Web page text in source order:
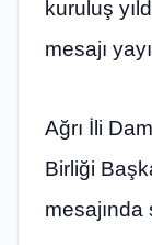
kuruluş
mesajı
Ağrı İli
Birliği